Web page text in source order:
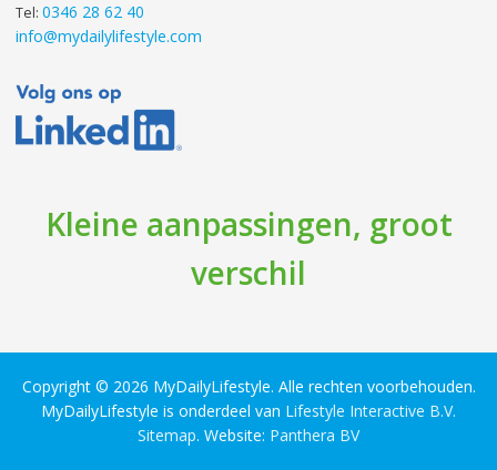
Tel: 0346 28 62 40
info@mydailylifestyle.com
Kleine aanpassingen, groot
verschil
Copyright © 2026 MyDailyLifestyle. Alle rechten voorbehouden.
MyDailyLifestyle is onderdeel van Lifestyle Interactive B.V.
Sitemap. Website: Panthera BV